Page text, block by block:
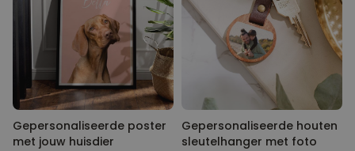
Gepersonaliseerde poster
met jouw huisdier
Gepersonaliseerde houten
sleutelhanger met foto